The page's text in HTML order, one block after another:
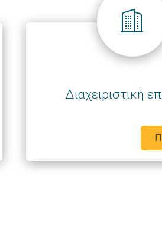
Διαχειριστική